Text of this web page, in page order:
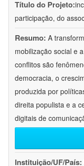
Título do Projeto:
participação, do
Resumo: A
mobilização social e
conflitos são
democracia, o
produzida por
direita populista e a
digitais de
Instituição/UF/País: